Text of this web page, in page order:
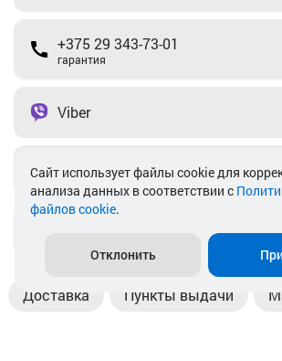
+375 29 343-73-01
гарантия
Viber
Telegram
Доставка Пункты выдачи
Cайт использует файлы cookie для
анализа данных в соответствии с
файлов cookie.
Отклонить